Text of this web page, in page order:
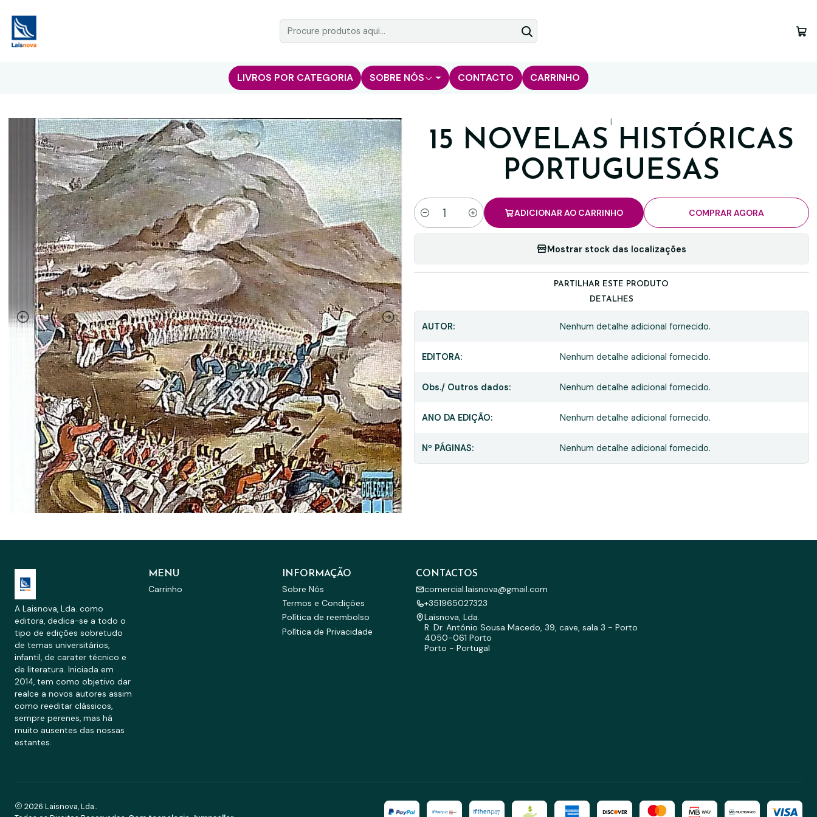
LIVROS POR CATEGORIA SOBRE NÓS CONTACTO CARRINHO
|
15 NOVELAS HISTÓRICAS
PORTUGUESAS
Quantidade
ADICIONAR AO CARRINHO COMPRAR AGORA
Mostrar stock das localizações
PARTILHAR ESTE PRODUTO
DETALHES
AUTOR: Nenhum detalhe adicional fornecido.
EDITORA: Nenhum detalhe adicional fornecido.
Obs./ Outros dados: Nenhum detalhe adicional fornecido.
ANO DA EDIÇÃO: Nenhum detalhe adicional fornecido.
Nº PÁGINAS: Nenhum detalhe adicional fornecido.
A Laisnova, Lda. como
editora, dedica-se a todo o
tipo de edições sobretudo
de temas universitários,
infantil, de carater técnico e
de literatura. Iniciada em
2014, tem como objetivo dar
realce a novos autores assim
como reeditar clássicos,
sempre perenes, mas há
muito ausentes das nossas
estantes.
MENU
Carrinho
INFORMAÇÃO
Sobre Nós
Termos e Condições
Política de reembolso
Política de Privacidade
CONTACTOS
comercial.laisnova@gmail.com
+351965027323
Laisnova, Lda.
R. Dr. António Sousa Macedo, 39, cave, sala 3 - Porto
4050-061 Porto
Porto - Portugal
2026 Laisnova, Lda..